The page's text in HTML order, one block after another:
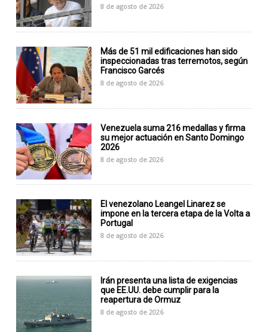
8 de agosto de 2026
Más de 51 mil edificaciones han sido
inspeccionadas tras terremotos, según
Francisco Garcés
8 de agosto de 2026
Venezuela suma 216 medallas y firma
su mejor actuación en Santo Domingo
2026
8 de agosto de 2026
El venezolano Leangel Linarez se
impone en la tercera etapa de la Volta a
Portugal
8 de agosto de 2026
Irán presenta una lista de exigencias
que EE.UU. debe cumplir para la
reapertura de Ormuz
8 de agosto de 2026